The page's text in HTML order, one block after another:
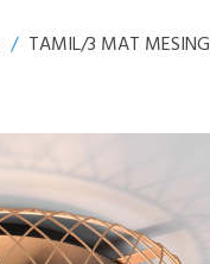
/ TAMIL/3 MAT MESING